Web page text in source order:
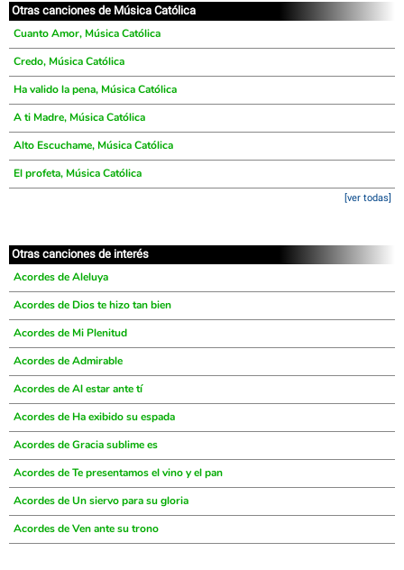
Otras canciones de Música Católica
Cuanto Amor, Música Católica
Credo, Música Católica
Ha valido la pena, Música Católica
A ti Madre, Música Católica
Alto Escuchame, Música Católica
El profeta, Música Católica
[ver todas]
Otras canciones de interés
Acordes de Aleluya
Acordes de Dios te hizo tan bien
Acordes de Mi Plenitud
Acordes de Admirable
Acordes de Al estar ante tí
Acordes de Ha exibido su espada
Acordes de Gracia sublime es
Acordes de Te presentamos el vino y el pan
Acordes de Un siervo para su gloria
Acordes de Ven ante su trono